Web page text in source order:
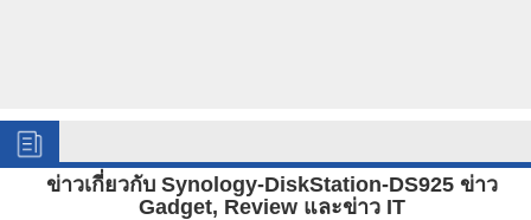
ข่าวเกี่ยวกับ Synology-DiskStation-DS925 ข่าว
Gadget, Review และข่าว IT